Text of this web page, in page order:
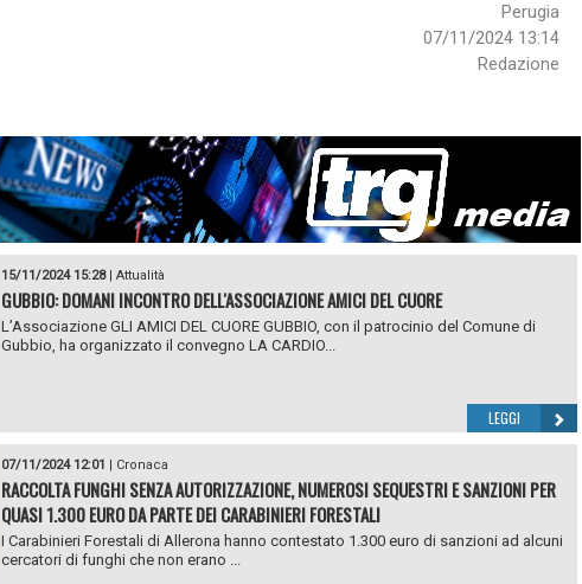
Perugia
07/11/2024 13:14
Redazione
15/11/2024 15:28| Attualità
GUBBIO: DOMANI INCONTRO DELL'ASSOCIAZIONE AMICI DEL CUORE
L’Associazione GLI AMICI DEL CUORE GUBBIO, con il patrocinio del Comune di
Gubbio, ha organizzato il convegno LA CARDIO...
LEGGI
07/11/2024 12:01 | Cronaca
RACCOLTA FUNGHI SENZA AUTORIZZAZIONE, NUMEROSI SEQUESTRI E SANZIONI PER
QUASI 1.300 EURO DA PARTE DEI CARABINIERI FORESTALI
I Carabinieri Forestali di Allerona hanno contestato 1.300 euro di sanzioni ad alcuni
cercatori di funghi che non erano ...